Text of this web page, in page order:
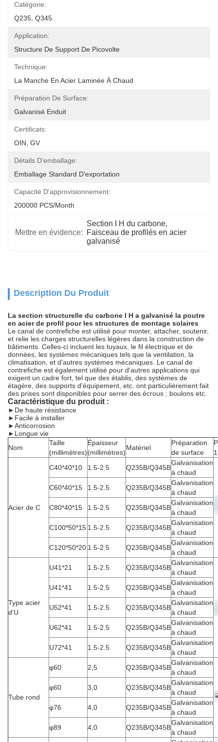
Catégorie:
Q235, Q345
Application:
Structure De Support De Picovolte
Technique:
La Manche En Acier Laminée À Chaud
Préparation De Surface:
Galvanisé Enduit
Certificats:
OIN, GV
Détails D'emballage:
Emballage Standard D'exportation
Capacité D'approvisionnement:
200000 PCS/Month
Mettre en évidence:
Section I H du carbone,
Faisceau de profilés en acier
galvanisé
Description Du Produit
La section structurelle du carbone I H a galvanisé la poutre
en acier de profil pour les structures de montage solaires
Le canal de contrefiche est utilisé pour monter, attacher, soutenir,
et relie les charges structurelles légères dans la construction de
bâtiments. Celles-ci incluent les tuyaux, le fil électrique et de
données, les systèmes mécaniques tels que la ventilation, la
climatisation, et d'autres systèmes mécaniques. Le canal de
contrefiche est également utilisé pour d'autres applications qui
exigent un cadre fort, tel que des établis, des systèmes de
étagère, des supports d'équipement, etc. ont particulièrement fait
des prises sont disponibles pour serrer des écrous ; boulons etc.
Caractéristique du produit :
► De haute résistance
►Facile à installer
►Anticorrosion
►Longue vie
Nom
Taille
(millimètres)
Épaisseur
(millimètres)
Matériel
Préparation
de surface
1
Acier de C
C40*40*10 1.5-2.5 Q235B/Q345B
Galvanisation
à chaud
C60*40*15
1.5-2.5 Q235B/Q345B
Galvanisation
à chaud
C80*40*15
1.5-2.5 Q235B/Q345B
Galvanisation
à chaud
C100*50*15 1.5-2.5 Q235B/Q345B
Galvanisation
à chaud
C120*50*20 1.5-2.5 Q235B/Q345B
Galvanisation
à chaud
Type acier
d'U
U41*21 1.5-2.5 Q235B/Q345B
Galvanisation
à chaud
U41*41
1.5-2.5 Q235B/Q345B
Galvanisation
à chaud
U52*41
1.5-2.5 Q235B/Q345B
Galvanisation
à chaud
U62*41
1.5-2.5 Q235B/Q345B
Galvanisation
à chaud
U72*41
1.5-2.5 Q235B/Q345B
Galvanisation
à chaud
Tube rond
φ60 2,5 Q235B/Q345B
Galvanisation
à chaud
φ60
3,0 Q235B/Q345B
Galvanisation
à chaud
φ76
4,0 Q235B/Q345B
Galvanisation
à chaud
φ89
4,0 Q235B/Q345B
Galvanisation
à chaud